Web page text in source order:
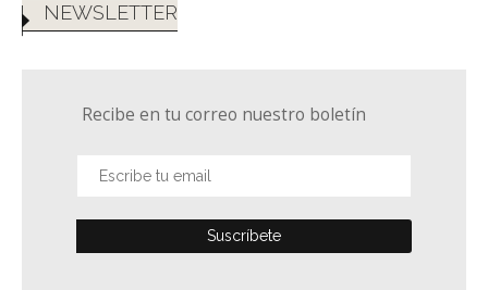
NEWSLETTER
Recibe en tu correo nuestro boletín